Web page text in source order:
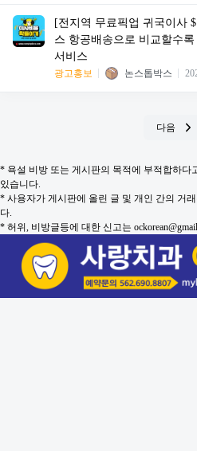
[전지역 무료픽업 귀국이사
스 항공배송으로 비교할수
서비스
광고홍보 논스톱박스
다음
* 욕설 비방 또는 게시판의 목적에 부적합하다
있습니다.
* 사용자가 게시판에 올린 글 및 개인 간의 거
다.
* 허위, 비방글등에 대한 신고는